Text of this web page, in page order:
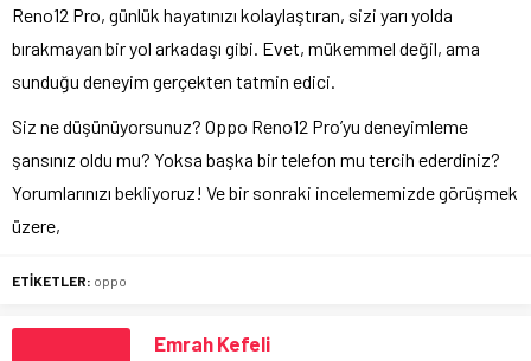
Reno12 Pro, günlük hayatınızı kolaylaştıran, sizi yarı yolda
bırakmayan bir yol arkadaşı gibi. Evet, mükemmel değil, ama
sunduğu deneyim gerçekten tatmin edici.
Siz ne düşünüyorsunuz? Oppo Reno12 Pro’yu deneyimleme
şansınız oldu mu? Yoksa başka bir telefon mu tercih ederdiniz?
Yorumlarınızı bekliyoruz! Ve bir sonraki incelememizde görüşmek
üzere,
ETİKETLER: oppo
Emrah Kefeli